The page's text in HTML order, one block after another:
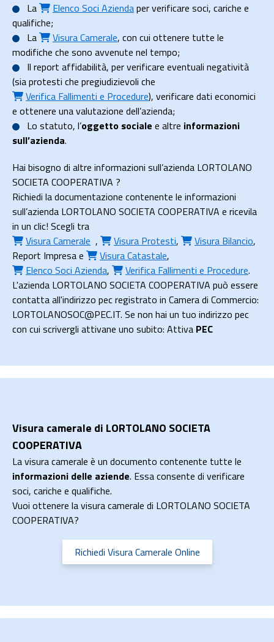
La
Elenco Soci Aziendaper verificare soci, cariche e
qualifiche;
La
Visura Camerale, con cui ottenere tutte le
modifiche che sono avvenute nel tempo;
Il report affidabilità, per verificare eventuali negatività
(sia protesti che pregiudizievoli che
Verifica Fallimenti e Procedure), verificare dati economici
e ottenere una valutazione dell’azienda;
Lo statuto, l’oggetto sociale e altre informazioni
sull’azienda.
Hai bisogno di altre informazioni sull’azienda LORTOLANO
SOCIETA COOPERATIVA ?
Richiedi la documentazione contenente le informazioni
sull’azienda LORTOLANO SOCIETA COOPERATIVA e ricevila
in un clic! Scegli tra
Visura Camerale , Visura Protesti, Visura Bilancio,
Report Impresae Visura Catastale,
Elenco Soci Azienda, Verifica Fallimenti e Procedure.
L'azienda LORTOLANO SOCIETA COOPERATIVA può essere
contatta all'indirizzo pec registrato in Camera di Commercio:
LORTOLANOSOC@PEC.IT. Se non hai un tuo indirizzo pec
con cui scrivergli attivane uno subito: Attiva PEC
Visura camerale di LORTOLANO SOCIETA
COOPERATIVA
La visura camerale è un documento contenente tutte le
informazioni delle aziende. Essa consente di verificare
soci, cariche e qualifiche.
Vuoi ottenere la visura camerale di LORTOLANO SOCIETA
COOPERATIVA?
Richiedi Visura Camerale Online